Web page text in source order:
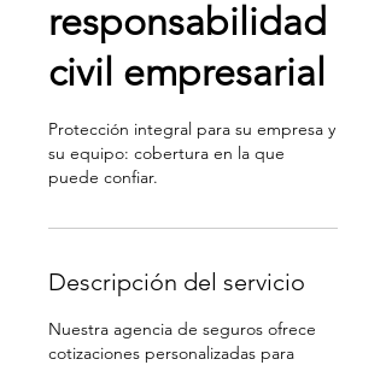
responsabilidad
civil empresarial
Protección integral para su empresa y
su equipo: cobertura en la que
puede confiar.
Descripción del servicio
Nuestra agencia de seguros ofrece
cotizaciones personalizadas para